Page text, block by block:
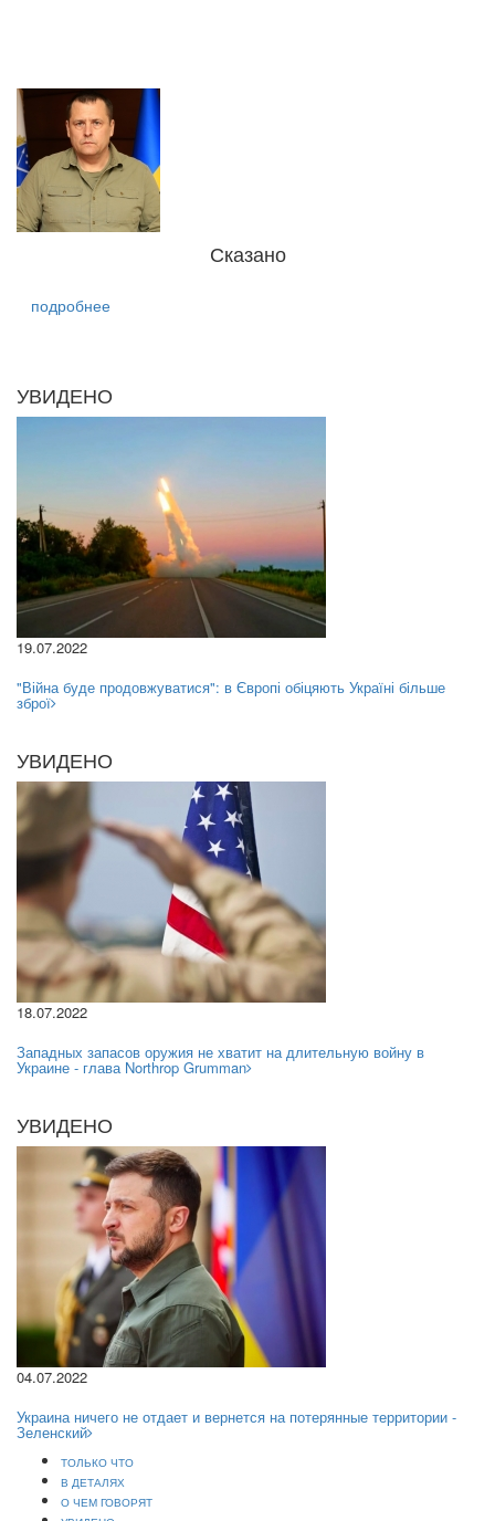
Сказано
подробнее
УВИДЕНО
19.07.2022
"Війна буде продовжуватися": в Європі обіцяють Україні більше
зброї
УВИДЕНО
18.07.2022
Западных запасов оружия не хватит на длительную войну в
Украине - глава Northrop Grumman
УВИДЕНО
04.07.2022
Украина ничего не отдает и вернется на потерянные территории -
Зеленский
ТОЛЬКО ЧТО
В ДЕТАЛЯХ
О ЧЕМ ГОВОРЯТ